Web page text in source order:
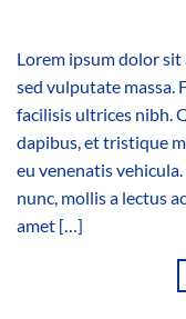
Lorem ipsum dolor
sed vulputate massa.
facilisis ultrices nibh.
dapibus, et tristique
eu venenatis
nunc, mollis a lectus
amet […]